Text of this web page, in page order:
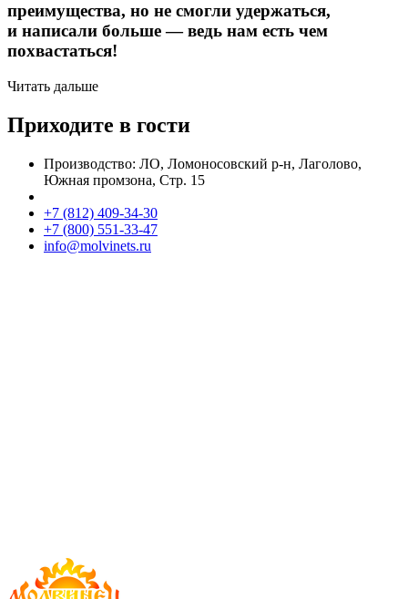
преимущества, но не смогли удержаться,
и написали больше — ведь нам есть чем
похвастаться!
Читать дальше
Приходите в гости
Производство: ЛО, Ломоносовский р-н, Лаголово,
Южная промзона, Стр. 15
+7 (812) 409-34-30
+7 (800) 551-33-47
info@molvinets.ru